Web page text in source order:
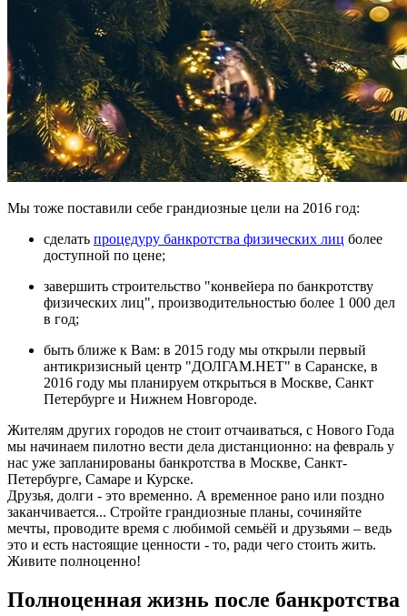
Мы тоже поставили себе грандиозные цели на 2016 год:
сделать процедуру банкротства физических лиц более
доступной по цене;
завершить строительство "конвейера по банкротству
физических лиц", производительностью более 1 000 дел
в год;
быть ближе к Вам: в 2015 году мы открыли первый
антикризисный центр "ДОЛГАМ.НЕТ" в Саранске, в
2016 году мы планируем открыться в Москве, Санкт
Петербурге и Нижнем Новгороде.
Жителям других городов не стоит отчаиваться, с Нового Года
мы начинаем пилотно вести дела дистанционно: на февраль у
нас уже запланированы банкротства в Москве, Санкт-
Петербурге, Самаре и Курске.
Друзья, долги - это временно. А временное рано или поздно
заканчивается... Стройте грандиозные планы, сочиняйте
мечты, проводите время с любимой семьёй и друзьями – ведь
это и есть настоящие ценности - то, ради чего стоить жить.
Живите полноценно!
Полноценная жизнь после банкротства